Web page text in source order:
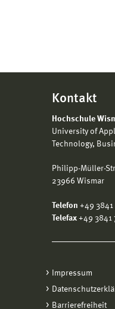
Kontakt
Hochschule
University of
Technology,
Philipp-Müller-
23966 Wismar
Telefon +49 3841
Telefax +49 3841
Impressum
Barrierefreiheit